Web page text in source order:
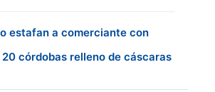
estafan a comerciante con
córdobas relleno de cáscaras